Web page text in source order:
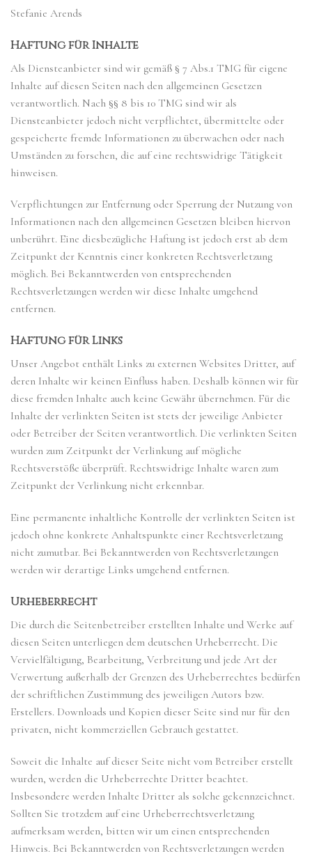
Stefanie Arends
Haftung für Inhalte
Als Diensteanbieter sind wir gemäß § 7 Abs.1 TMG für eigene
Inhalte auf diesen Seiten nach den allgemeinen Gesetzen
verantwortlich. Nach §§ 8 bis 10 TMG sind wir als
Diensteanbieter jedoch nicht verpflichtet, übermittelte oder
gespeicherte fremde Informationen zu überwachen oder nach
Umständen zu forschen, die auf eine rechtswidrige Tätigkeit
hinweisen.
Verpflichtungen zur Entfernung oder Sperrung der Nutzung von
Informationen nach den allgemeinen Gesetzen bleiben hiervon
unberührt. Eine diesbezügliche Haftung ist jedoch erst ab dem
Zeitpunkt der Kenntnis einer konkreten Rechtsverletzung
möglich. Bei Bekanntwerden von entsprechenden
Rechtsverletzungen werden wir diese Inhalte umgehend
entfernen.
Haftung für Links
Unser Angebot enthält Links zu externen Websites Dritter, auf
deren Inhalte wir keinen Einfluss haben. Deshalb können wir für
diese fremden Inhalte auch keine Gewähr übernehmen. Für die
Inhalte der verlinkten Seiten ist stets der jeweilige Anbieter
oder Betreiber der Seiten verantwortlich. Die verlinkten Seiten
wurden zum Zeitpunkt der Verlinkung auf mögliche
Rechtsverstöße überprüft. Rechtswidrige Inhalte waren zum
Zeitpunkt der Verlinkung nicht erkennbar.
Eine permanente inhaltliche Kontrolle der verlinkten Seiten ist
jedoch ohne konkrete Anhaltspunkte einer Rechtsverletzung
nicht zumutbar. Bei Bekanntwerden von Rechtsverletzungen
werden wir derartige Links umgehend entfernen.
Urheberrecht
Die durch die Seitenbetreiber erstellten Inhalte und Werke auf
diesen Seiten unterliegen dem deutschen Urheberrecht. Die
Vervielfältigung, Bearbeitung, Verbreitung und jede Art der
Verwertung außerhalb der Grenzen des Urheberrechtes bedürfen
der schriftlichen Zustimmung des jeweiligen Autors bzw.
Erstellers. Downloads und Kopien dieser Seite sind nur für den
privaten, nicht kommerziellen Gebrauch gestattet.
Soweit die Inhalte auf dieser Seite nicht vom Betreiber erstellt
wurden, werden die Urheberrechte Dritter beachtet.
Insbesondere werden Inhalte Dritter als solche gekennzeichnet.
Sollten Sie trotzdem auf eine Urheberrechtsverletzung
aufmerksam werden, bitten wir um einen entsprechenden
Hinweis. Bei Bekanntwerden von Rechtsverletzungen werden